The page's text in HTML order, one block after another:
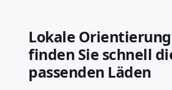
Lokale
finden Sie schnell
passenden Läden